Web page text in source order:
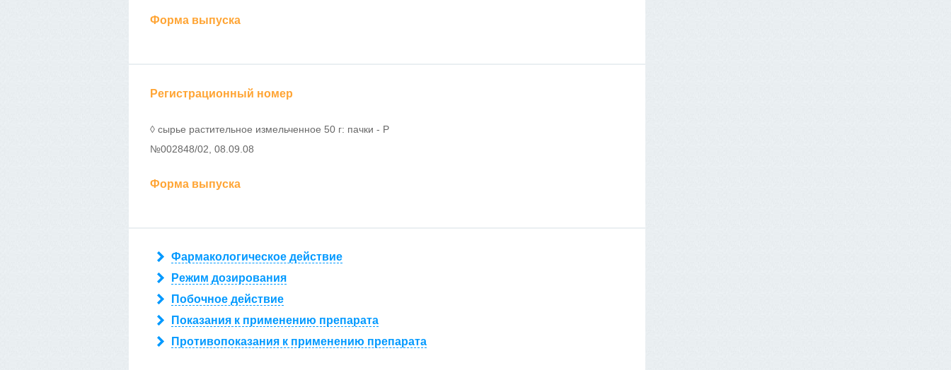
Форма выпуска
Регистрационный номер
◊ сырье растительное измельченное 50 г: пачки - Р
№002848/02, 08.09.08
Форма выпуска
Фармакологическое действие
Режим дозирования
Побочное действие
Показания к применению препарата
Противопоказания к применению препарата